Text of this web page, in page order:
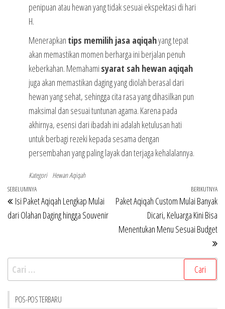
penipuan atau hewan yang tidak sesuai ekspektasi di hari
H.
Menerapkan tips memilih jasa aqiqahyang tepat
akan memastikan momen berharga ini berjalan penuh
keberkahan. Memahami syarat sah hewan aqiqah
juga akan memastikan daging yang diolah berasal dari
hewan yang sehat, sehingga cita rasa yang dihasilkan pun
maksimal dan sesuai tuntunan agama. Karena pada
akhirnya, esensi dari ibadah ini adalah ketulusan hati
untuk berbagi rezeki kepada sesama dengan
persembahan yang paling layak dan terjaga kehalalannya.
Kategori Hewan Aqiqah
Navigasi
pos
Pos
Sebelumnya
SEBELUMNYA
Isi Paket Aqiqah Lengkap Mulai
dari Olahan Daging hingga Souvenir
BERIKUTNYA
Paket Aqiqah Custom Mulai Banyak
Dicari, Keluarga Kini Bisa
Menentukan Menu Sesuai Budget
Cari
untuk:
POS-POS TERBARU